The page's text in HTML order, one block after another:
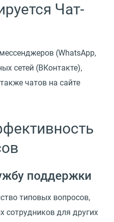
Чат-
(WhatsApp,
сетей (ВКонтакте),
чатов на сайте
поддержки
типовых вопросов,
для других